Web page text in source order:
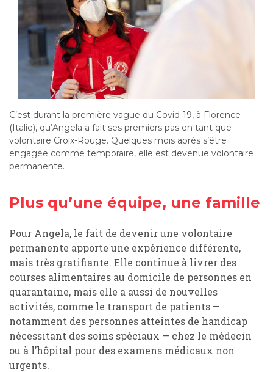
C’est durant la première vague du Covid-19, à Florence
(Italie), qu’Angela a fait ses premiers pas en tant que
volontaire Croix-Rouge. Quelques mois après s’être
engagée comme temporaire, elle est devenue volontaire
permanente.
Plus qu’une équipe, une famille
Pour Angela, le fait de devenir une volontaire
permanente apporte une expérience différente,
mais très gratifiante. Elle continue à livrer des
courses alimentaires au domicile de personnes en
quarantaine, mais elle a aussi de nouvelles
activités, comme le transport de patients —
notamment des personnes atteintes de handicap
nécessitant des soins spéciaux — chez le médecin
ou à l’hôpital pour des examens médicaux non
urgents.